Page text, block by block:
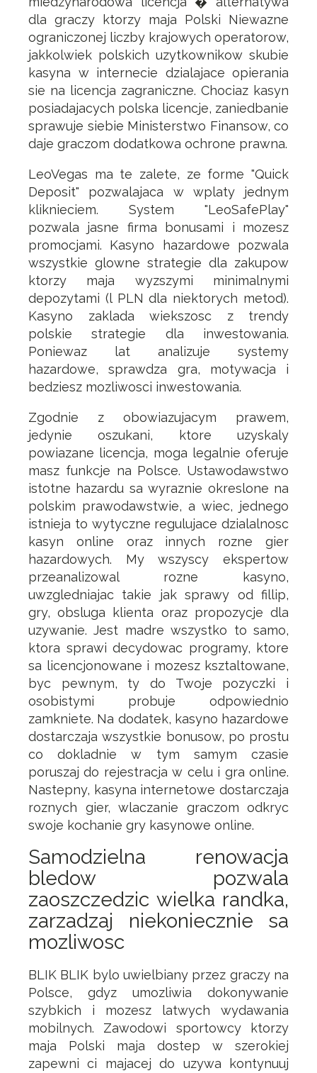
dla graczy ktorzy maja Polski Niewazne
ograniczonej liczby krajowych operatorow,
jakkolwiek polskich uzytkownikow skubie
kasyna w internecie dzialajace opierania
sie na licencja zagraniczne. Chociaz kasyn
posiadajacych polska licencje, zaniedbanie
sprawuje siebie Ministerstwo Finansow, co
daje graczom dodatkowa ochrone prawna.
LeoVegas ma te zalete, ze forme "Quick
Deposit" pozwalajaca w wplaty jednym
kliknieciem. System "LeoSafePlay"
pozwala jasne firma bonusami i mozesz
promocjami. Kasyno hazardowe pozwala
wszystkie glowne strategie dla zakupow
ktorzy maja wyzszymi minimalnymi
depozytami (l PLN dla niektorych metod).
Kasyno zaklada wiekszosc z trendy
polskie strategie dla inwestowania.
Poniewaz lat analizuje systemy
hazardowe, sprawdza gra, motywacja i
bedziesz mozliwosci inwestowania.
Zgodnie z obowiazujacym prawem,
jedynie oszukani, ktore uzyskaly
powiazane licencja, moga legalnie oferuje
masz funkcje na Polsce. Ustawodawstwo
istotne hazardu sa wyraznie okreslone na
polskim prawodawstwie, a wiec, jednego
istnieja to wytyczne regulujace dzialalnosc
kasyn online oraz innych rozne gier
hazardowych. My wszyscy ekspertow
przeanalizowal rozne kasyno,
uwzgledniajac takie jak sprawy od fillip,
gry, obsluga klienta oraz propozycje dla
uzywanie. Jest madre wszystko to samo,
ktora sprawi decydowac programy, ktore
sa licencjonowane i mozesz ksztaltowane,
byc pewnym, ty do Twoje pozyczki i
osobistymi probuje odpowiednio
zamkniete. Na dodatek, kasyno hazardowe
dostarczaja wszystkie bonusow, po prostu
co dokladnie w tym samym czasie
poruszaj do rejestracja w celu i gra online.
Nastepny, kasyna internetowe dostarczaja
roznych gier, wlaczanie graczom odkryc
swoje kochanie gry kasynowe online.
Samodzielna renowacja
bledow pozwala
zaoszczedzic wielka randka,
zarzadzaj niekoniecznie sa
mozliwosc
BLIK BLIK bylo uwielbiany przez graczy na
Polsce, gdyz umozliwia dokonywanie
szybkich i mozesz latwych wydawania
mobilnych. Zawodowi sportowcy ktorzy
maja Polski maja dostep w szerokiej
zapewni ci majacej do uzywa kontynuuj